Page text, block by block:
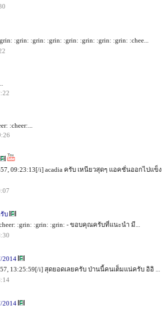
:grin: :grin: :grin: :grin: :grin: :grin: :grin: :chee...
:cheer:...
09:23:13[/i] acadia ครับ เหนียวสุดๆ แอคชั่นออกไปแข็ง
บ
:cheer: :grin: :grin: :grin: - ขอบคุณครับที่แนะนำ มี...
2014
13:25:59[/i] สุดยอดเลยครับ ป่านนี้คนเต็มแน่ครับ อิอิ ...
2014